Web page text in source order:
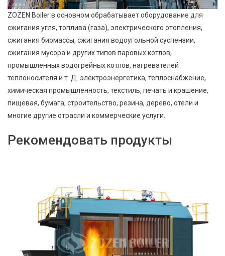
ZOZEN Boiler в основном обрабатывает оборудование для
сжигания угля, топлива (газа), электрического отопления,
сжигания биомассы, сжигания водоугольной суспензии,
сжигания мусора и других типов паровых котлов,
промышленных водогрейных котлов, нагревателей
теплоносителя и т. Д. электроэнергетика, теплоснабжение,
химическая промышленность, текстиль, печать и крашение,
пищевая, бумага, строительство, резина, дерево, отели и
многие другие отрасли и коммерческие услуги.
Рекомендовать продукты